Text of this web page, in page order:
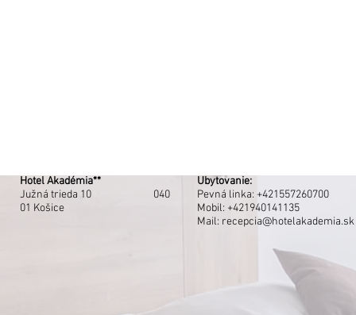
Hotel Akadémia**
Južná trieda 10 040
01 Košice
Ubytovanie:
Pevná linka: +421557260700
Mobil: +421940141135
Mail: recepcia@hotelakademia.sk